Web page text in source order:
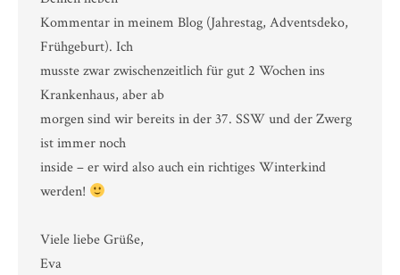
Kommentar in meinem Blog (Jahrestag, Adventsdeko,
Frühgeburt). Ich
musste zwar zwischenzeitlich für gut 2 Wochen ins
Krankenhaus, aber ab
morgen sind wir bereits in der 37. SSW und der Zwerg
ist immer noch
inside – er wird also auch ein richtiges Winterkind
werden!
Viele liebe Grüße,
Eva